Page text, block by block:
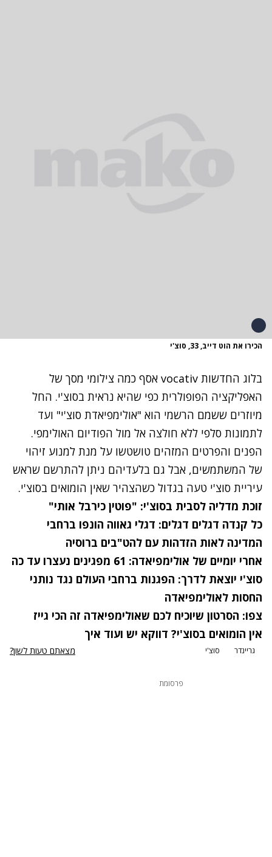
הכירו את הוט דייב, 33, סוצ'י
בלוג החדשות vocativ אסף כמה צילומי מסך של
האפליקציה הפופולרית כפי שהיא נראית בסוצ'י. החל
מיוזרים ששמם הרשמי הוא "אולימפיאדת סוצ'י" ועד
לתמונות סלפי ללא חולצה אל מול הפודיום האולימפי.
הפנים והפרטים המזהים טושטשו על מנת למנוע זיהוי
של המשתמשים, אבל גם בלעדיהם ניתן להתרשם שראש
עיריית סוצ'י טעה בגדול כשהצהיר שאין הומואים בסוצ'י.
זוכת מדליה לסבית בסוצ'י: "פוטין כירבל אותי"
כל קנדה דגלים דגלים: דגלי גאווה הונפו ברחבי
המדינה לאות הזדהות עם להט"בים ברוסיה
אחרי יומיים של אולימפיאדה: 61 מפגינים נעצרו עד כה
סוצ'י יוצאת לדרך: הפגנות ברחבי העולם נגד נותני
החסות לאולימפיאדה
צפו: הסרטון שיוכיח לכם שאולימפיאדה זה הכי גייז
אין הומואים בסוצ'י? דווקא יש ועוד איך
גריינדר סוצ'י מצאתם טעות לשון?
פרסומת